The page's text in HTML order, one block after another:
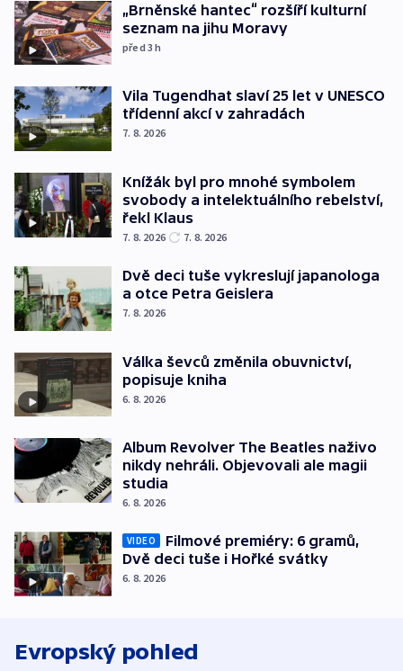
„Brněnské hantec“ rozšíří kulturní
seznam na jihu Moravy
před 3h
Vila Tugendhat slaví 25 let v UNESCO
třídenní akcí v zahradách
7. 8. 2026
Knížák byl pro mnohé symbolem
svobody a intelektuálního rebelství,
řekl Klaus
7. 8. 2026 7. 8. 2026
Dvě deci tuše vykreslují japanologa
a otce Petra Geislera
7. 8. 2026
Válka ševců změnila obuvnictví,
popisuje kniha
6. 8. 2026
Album Revolver The Beatles naživo
nikdy nehráli. Objevovali ale magii
studia
6. 8. 2026
VIDEO
Filmové premiéry: 6 gramů,
Dvě deci tuše i Hořké svátky
6. 8. 2026
Evropský pohled